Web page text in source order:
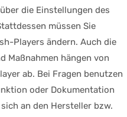
die Einstellungen des
müssen Sie
Players ändern. Auch die
Maßnahmen hängen von
ab. Bei Fragen benutzen
oder Dokumentation
an den Hersteller bzw.